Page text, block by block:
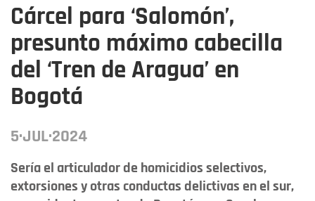
Cárcel para ‘Salomón’,
presunto máximo cabecilla
del ‘Tren de Aragua’ en
Bogotá
5·JUL·2024
Sería el articulador de homicidios selectivos,
extorsiones y otras conductas delictivas en el sur,